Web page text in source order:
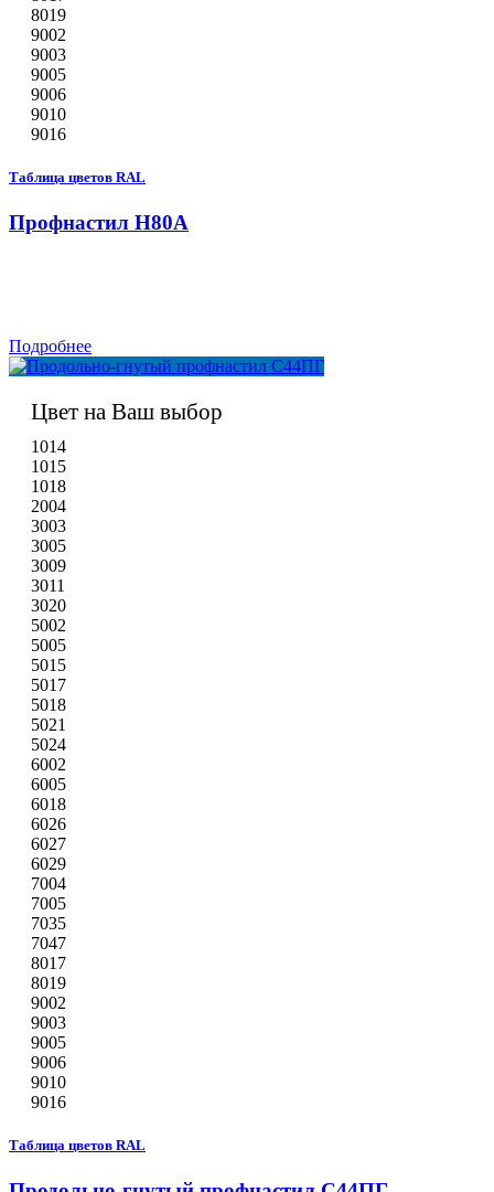
8019
9002
9003
9005
9006
9010
9016
Таблица цветов RAL
Профнастил H80A
Подробнее
Цвет на Ваш выбор
1014
1015
1018
2004
3003
3005
3009
3011
3020
5002
5005
5015
5017
5018
5021
5024
6002
6005
6018
6026
6027
6029
7004
7005
7035
7047
8017
8019
9002
9003
9005
9006
9010
9016
Таблица цветов RAL